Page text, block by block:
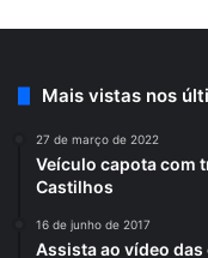
Mais vistas nos
27 de março de 2022
Veículo capota com
Castilhos
16 de junho de 2017
Assista ao vídeo